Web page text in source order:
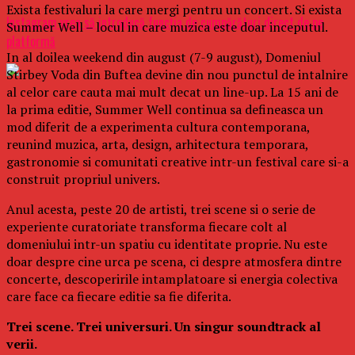
Instagram vrea să introducă funcţia de cumpărături direct de pe
platformă
Exista festivaluri la care mergi pentru un concert. Si exista
Summer Well – locul in care muzica este doar inceputul.
In al doilea weekend din august (7-9 august), Domeniul
Stirbey Voda din Buftea devine din nou punctul de intalnire
al celor care cauta mai mult decat un line-up. La 15 ani de
la prima editie, Summer Well continua sa defineasca un
mod diferit de a experimenta cultura contemporana,
reunind muzica, arta, design, arhitectura temporara,
gastronomie si comunitati creative intr-un festival care si-a
construit propriul univers.
Anul acesta, peste 20 de artisti, trei scene si o serie de
experiente curatoriate transforma fiecare colt al
domeniului intr-un spatiu cu identitate proprie. Nu este
doar despre cine urca pe scena, ci despre atmosfera dintre
concerte, descoperirile intamplatoare si energia colectiva
care face ca fiecare editie sa fie diferita.
Trei scene. Trei universuri. Un singur soundtrack al
verii.